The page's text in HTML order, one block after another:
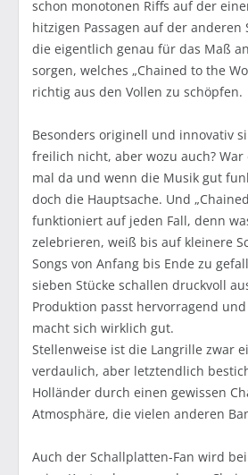
schon monotonen Riffs auf der
hitzigen Passagen auf der anderen
die eigentlich genau für das Maß
sorgen, welches „Chained to the
richtig aus den Vollen zu schöpfen.
Besonders originell und innovativ
freilich nicht, aber wozu auch? War
mal da und wenn die Musik gut
doch die Hauptsache. Und
funktioniert auf jeden Fall, denn
zelebrieren, weiß bis auf kleinere
Songs von Anfang bis Ende zu
sieben Stücke schallen druckvoll
Produktion passt hervorragend
macht sich wirklich gut.
Stellenweise ist die Langrille zwar
verdaulich, aber letztendlich
Holländer durch einen gewissen
Atmosphäre, die vielen anderen
Auch der Schallplatten-Fan wird bei